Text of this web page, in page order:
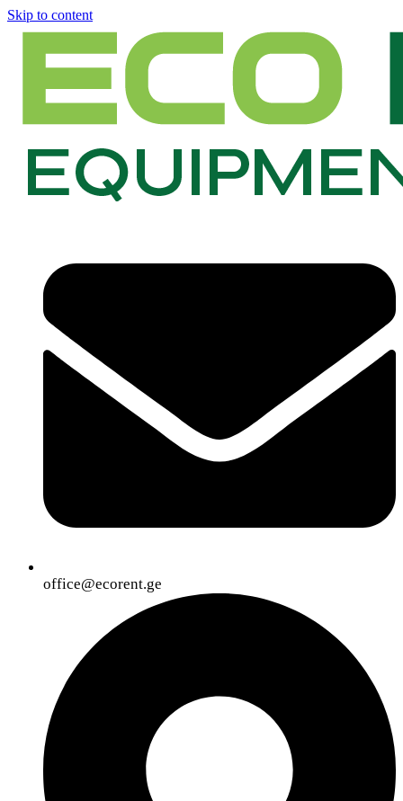
Skip to content
office@ecorent.ge